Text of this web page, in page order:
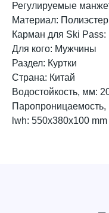
Регулируемые
Материал: Полиэстер
Карман для Ski Pass:
Для кого: Мужчины
Раздел: Куртки
Страна: Китай
Водостойкость, мм:
lwh: 550x380x100 mm